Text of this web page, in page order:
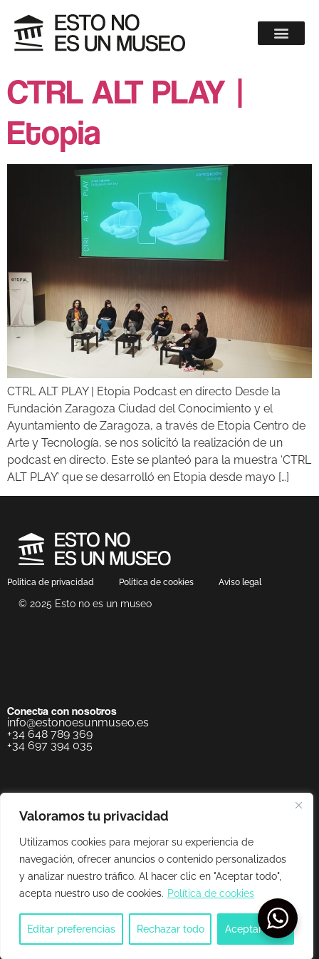
Valoramos tu privacidad
Utilizamos cookies para mejorar su experiencia de
navegación, ofrecer anuncios o contenido personalizados
y analizar nuestro tráfico. Al hacer clic en "Aceptar todo",
acepta nuestro uso de cookies. Política de cookies
Editar preferencias Rechazar todo Aceptar todo
CTRL ALT PLAY |
Etopia
CTRL ALT PLAY | Etopia Podcast en directo Desde la
Fundación Zaragoza Ciudad del Conocimiento y el
Ayuntamiento de Zaragoza, a través de Etopia Centro de
Arte y Tecnología, se nos solicitó la realización de un
podcast en directo. Este se planteó para la muestra ‘CTRL
ALT PLAY’ que se desarrolló en Etopia desde mayo […]
Política de privacidad Política de cookies Aviso legal
© 2025 Esto no es un museo
Conecta con nosotros
info@estonoesunmuseo.es
+34 648 789 369
+34 697 394 035